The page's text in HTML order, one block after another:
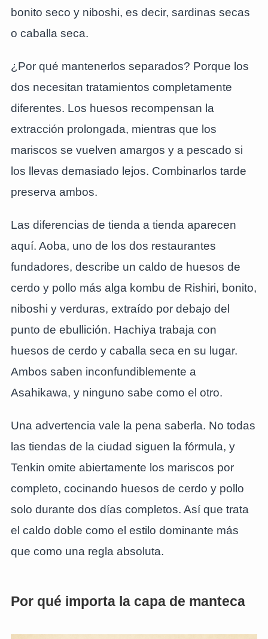
bonito seco y niboshi, es decir, sardinas secas
o caballa seca.
¿Por qué mantenerlos separados? Porque los
dos necesitan tratamientos completamente
diferentes. Los huesos recompensan la
extracción prolongada, mientras que los
mariscos se vuelven amargos y a pescado si
los llevas demasiado lejos. Combinarlos tarde
preserva ambos.
Las diferencias de tienda a tienda aparecen
aquí. Aoba, uno de los dos restaurantes
fundadores, describe un caldo de huesos de
cerdo y pollo más alga kombu de Rishiri, bonito,
niboshi y verduras, extraído por debajo del
punto de ebullición. Hachiya trabaja con
huesos de cerdo y caballa seca en su lugar.
Ambos saben inconfundiblemente a
Asahikawa, y ninguno sabe como el otro.
Una advertencia vale la pena saberla. No todas
las tiendas de la ciudad siguen la fórmula, y
Tenkin omite abiertamente los mariscos por
completo, cocinando huesos de cerdo y pollo
solo durante dos días completos. Así que trata
el caldo doble como el estilo dominante más
que como una regla absoluta.
Por qué importa la capa de manteca